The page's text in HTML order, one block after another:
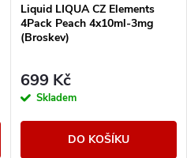
Liquid LIQUA CZ Elements
4Pack Peach 4x10ml-3mg
(Broskev)
699 Kč
Skladem
DO KOŠÍKU